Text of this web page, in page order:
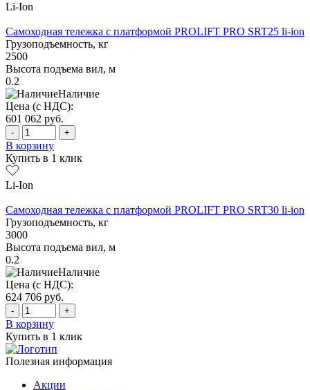
Li-Ion
Самоходная тележка с платформой PROLIFT PRO SRT25 li-ion
Грузоподъемность, кг
2500
Высота подъема вил, м
0.2
Наличие
Цена (с НДС):
601 062 руб.
- +
В корзину
Купить в 1 клик
Li-Ion
Самоходная тележка с платформой PROLIFT PRO SRT30 li-ion
Грузоподъемность, кг
3000
Высота подъема вил, м
0.2
Наличие
Цена (с НДС):
624 706 руб.
- +
В корзину
Купить в 1 клик
Полезная информация
Акции